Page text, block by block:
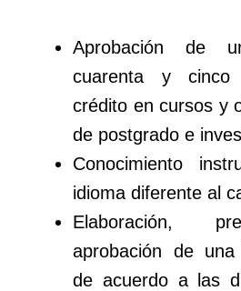
Aprobación de
cuarenta y
crédito en cursos y
de postgrado e
Conocimiento
idioma diferente al
Elaboración,
aprobación de una
de acuerdo a las